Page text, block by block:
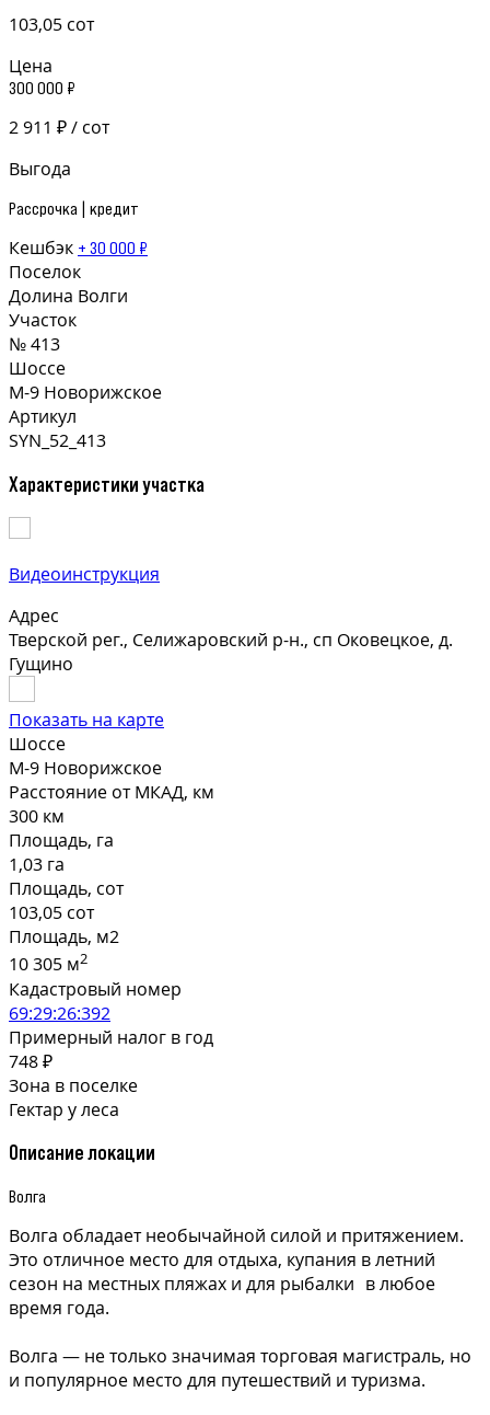
103,05 сот
Цена
300 000 ₽
2 911 ₽ / сот
Выгода
Рассрочка | кредит
Кешбэк + 30 000 ₽
Поселок
Долина Волги
Участок
№ 413
Шоссе
М-9 Новорижское
Артикул
SYN_52_413
Характеристики участка
Видеоинструкция
Адрес
Тверской рег., Селижаровский р-н., сп Оковецкое, д.
Гущино
Показать на карте
Шоссе
М-9 Новорижское
Расстояние от МКАД, км
300 км
Площадь, га
1,03 га
Площадь, сот
103,05 сот
Площадь, м2
10 305 м2
Кадастровый номер
69:29:26:392
Примерный налог в год
748 ₽
Зона в поселке
Гектар у леса
Описание локации
Волга
Волга обладает необычайной силой и притяжением.
Это отличное место для отдыха, купания в летний
сезон на местных пляжах и для рыбалки в любое
время года.
Волга — не только значимая торговая магистраль, но
и популярное место для путешествий и туризма.